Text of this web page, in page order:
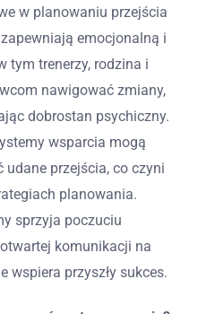
w planowaniu przejścia
emocjonalną i
tym trenerzy, rodzina i
nawigować zmiany,
dobrostan psychiczny.
wsparcia mogą
udane przejścia, co czyni
planowania.
sprzyja poczuciu
komunikacji na
wspiera przyszły sukces.